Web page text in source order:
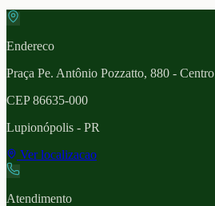
Endereco
Praça Pe. Antônio Pozzatto, 880 - Centro
CEP86635-000
Lupionópolis - PR
Ver localizacao
Atendimento